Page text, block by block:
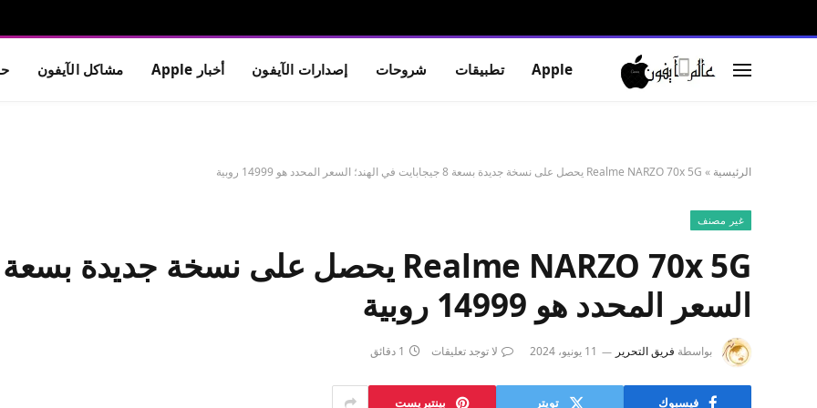
Apple تطبيقات شروحات إصدارات الآيفون أخبار Apple مشاكل الآيفون
الرئيسية » Realme NARZO 70x 5G يحصل على نسخة جديدة بسعة 8 جيجابايت في الهند؛ السعر المحدد هو 14999 روبية
غير مصنف
السعر المحدد هو 14999 روبية
بواسطة فريق التحرير 11 يونيو، 2024 لا توجد تعليقات 1 دقائق
فيسبوك تويتر بينتيريست